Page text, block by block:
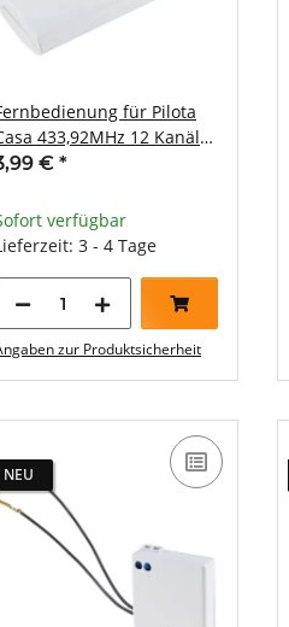
für Pilota
433,92MHz 12 Kanäle
EIN / AUS
€ *
verfügbar
3 - 4 Tage
zur Produktsicherheit
NEU